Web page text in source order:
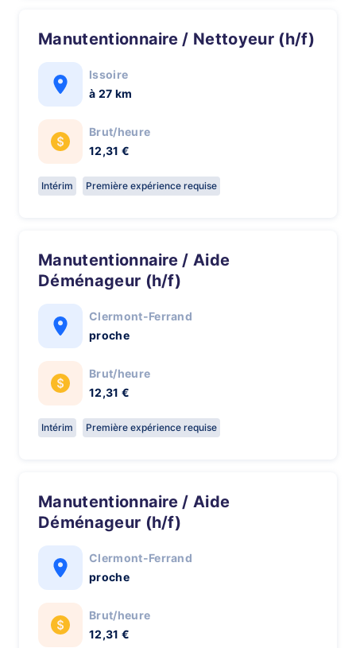
Manutentionnaire / Nettoyeur (h/f)
Issoire
à 27 km
Brut/heure
12,31 €
Intérim Première expérience requise
Manutentionnaire / Aide
Déménageur (h/f)
Clermont-Ferrand
proche
Brut/heure
12,31 €
Intérim Première expérience requise
Manutentionnaire / Aide
Déménageur (h/f)
Clermont-Ferrand
proche
Brut/heure
12,31 €